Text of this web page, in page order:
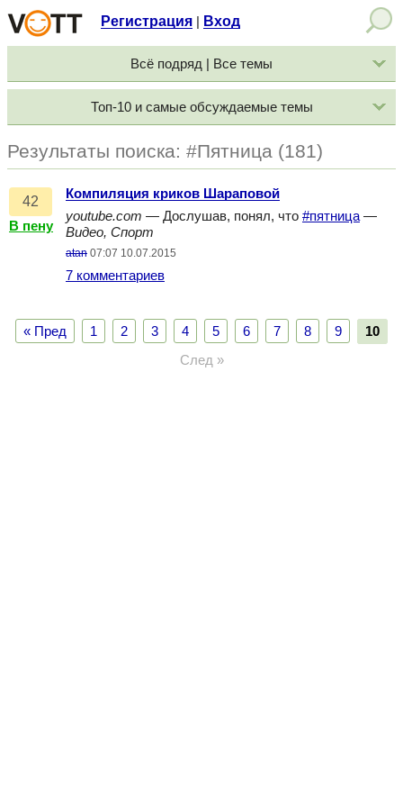
Регистрация Вход
Всё подряд | Все темы
Топ-10 и самые обсуждаемые темы
Результаты поиска: #Пятница (181)
42
В пену
Компиляция криков Шараповой
youtube.com — Дослушав, понял, что #пятница —
Видео, Спорт
atan 07:07 10.07.2015
7 комментариев
« Пред 1 2 3 4 5 6 7 8 9
10
След »